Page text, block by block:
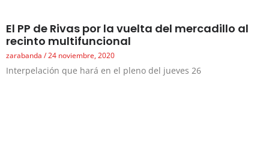
El PP de Rivas por la vuelta del mercadillo al
recinto multifuncional
zarabanda 24 noviembre, 2020
Interpelación que hará en el pleno del jueves 26